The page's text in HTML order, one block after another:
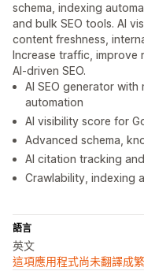
schema, indexing
and bulk SEO tools. AI
content freshness,
Increase traffic,
AI-driven SEO.
AI SEO generator with
automation
AI visibility score for
Advanced schema,
AI citation tracking
Crawlability, indexing
語言
英文
這項應用程式尚未翻譯成